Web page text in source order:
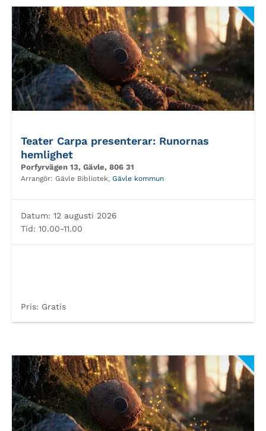
Teater Carpa presenterar: Runornas
hemlighet
Porfyrvägen 13, Gävle, 806 31
Arrangör: Gävle Bibliotek, Gävle kommun
Datum: 12 augusti 2026
Tid: 10.00-11.00
Pris: Gratis